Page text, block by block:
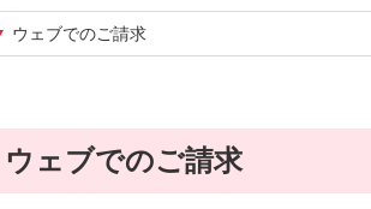
ウェブでのご請求
ウェブでのご請求